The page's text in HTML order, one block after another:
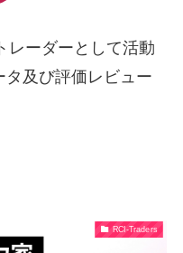
レーダーとして活動
タ及び評価レビュー
RCI-Traders